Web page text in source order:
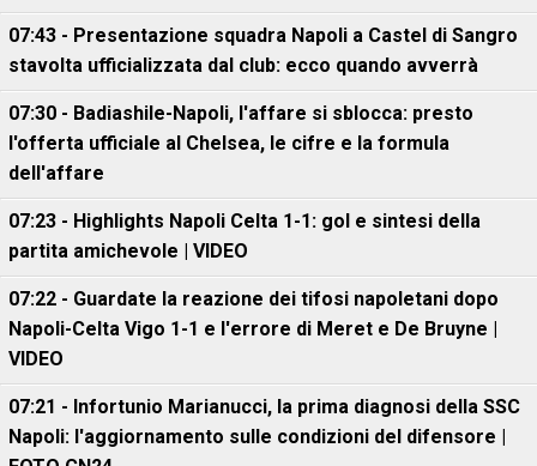
07:43 - Presentazione squadra Napoli a Castel di Sangro
stavolta ufficializzata dal club: ecco quando avverrà
07:30 - Badiashile-Napoli, l'affare si sblocca: presto
l'offerta ufficiale al Chelsea, le cifre e la formula
dell'affare
07:23 - Highlights Napoli Celta 1-1: gol e sintesi della
partita amichevole | VIDEO
07:22 - Guardate la reazione dei tifosi napoletani dopo
Napoli-Celta Vigo 1-1 e l'errore di Meret e De Bruyne |
VIDEO
07:21 - Infortunio Marianucci, la prima diagnosi della SSC
Napoli: l'aggiornamento sulle condizioni del difensore |